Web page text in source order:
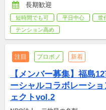
長期歓迎
短時間でも可 平日中心 世
テンション高め
注目 プロボノ 新着
【メンバー募集】福島
ーシャルコラボレーシ
ェクトvol.2